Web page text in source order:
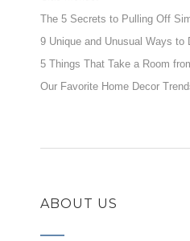
The 5 Secrets to Pulling Off
9 Unique and Unusual Ways to
5 Things That Take a Room
Our Favorite Home Decor
ABOUT US